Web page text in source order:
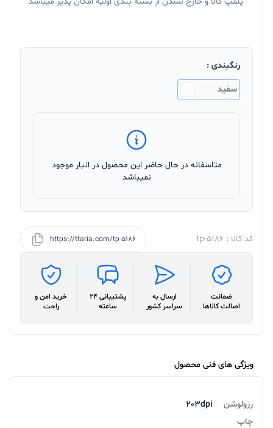
رنگبندی :
سفید
متاسفانه در حال حاضر این محصول در انبار موجود
نمیباشد
کد کالا : tp-5186 https://ttaria.com/tp-5186
ضمانت
اصالت کالاها
ارسال به
سراسر کشور
پشتیبانی 24
ساعته
خرید امن و
راحت
ویژگی های فنی محصول
رزولوشن
چاپ
203dpi